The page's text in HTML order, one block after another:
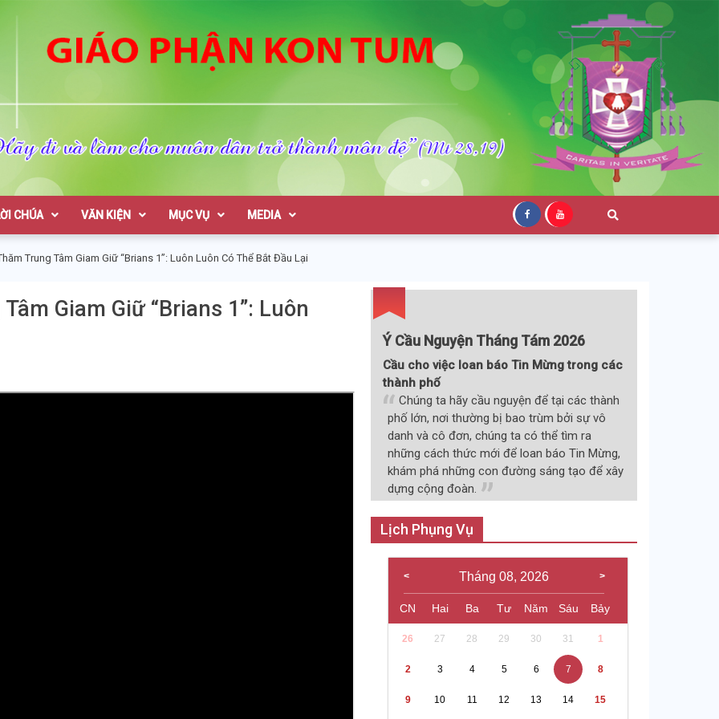
Tum
CHÚA VĂN KIỆN MỤC VỤ MEDIA
Trung Tâm Giam Giữ “Brians 1”: Luôn Luôn Có Thể Bắt Đầu Lại
Giam Giữ “Brians 1”: Luôn
Ý Cầu Nguyện Tháng Tám 2026
Cầu cho việc loan báo Tin Mừng trong các
thành phố
Chúng ta hãy cầu nguyện để tại các thành
phố lớn, nơi thường bị bao trùm bởi sự vô
danh và cô đơn, chúng ta có thể tìm ra
những cách thức mới để loan báo Tin Mừng,
khám phá những con đường sáng tạo để xây
dựng cộng đoàn.
Lịch Phụng Vụ
Tháng 08, 2026
CN Hai Ba Tư Năm Sáu Bảy
26 27 28 29 30 31 1
2 3 4 5 6 7 8
9 10 11 12 13 14 15